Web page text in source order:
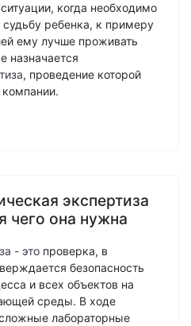
когда необходимо
ребенка, к примеру
ему лучше проживать
назначается
, проведение которой
экспертиза
чего она нужна
- это проверка, в
безопасность
и всех объектов на
среды. В ходе
лабораторные